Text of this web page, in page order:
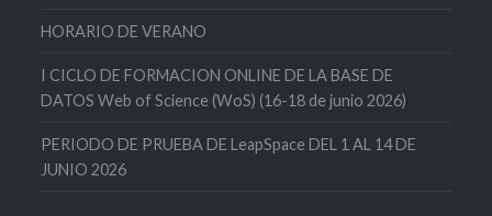
HORARIO DE VERANO
I CICLO DE FORMACION ONLINE DE LA BASE DE
DATOS Web of Science (WoS) (16-18 de junio 2026)
PERIODO DE PRUEBA DE LeapSpace DEL 1 AL 14 DE
JUNIO 2026